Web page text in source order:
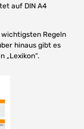
auf DIN A4
Regeln
hinaus gibt es
„Lexikon“.